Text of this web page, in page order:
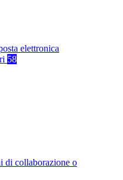
elettronica
58
di collaborazione o